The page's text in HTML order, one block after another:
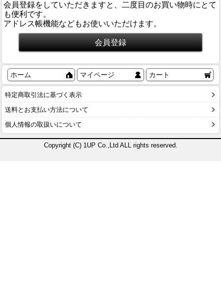
会員登録をしていただきますと、二度目のお買い物時にとて
も便利です。
アドレス帳機能などもお使いいただけます。
ホーム マイページ カート
特定商取引法に基づく表示
送料とお支払い方法について
個人情報の取扱いについて
Copyright (C) 1UP Co.,Ltd ALL rights reserved.